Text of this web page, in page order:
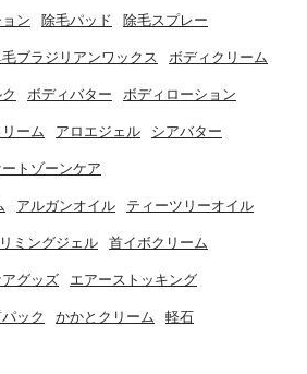
ン 除毛パッド 除毛スプレー
ブラジリアンワックス ボディクリーム
ボディバター ボディローション
ーム アロエジェル シアバター
トゾーンケア
アルガンオイル ティーツリーオイル
ミングジェル 首イボクリーム
グッズ エアーストッキング
ック かかとクリーム 軽石